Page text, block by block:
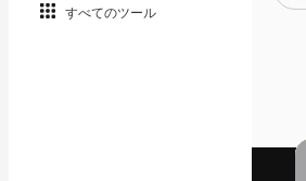
すべてのツール
動画